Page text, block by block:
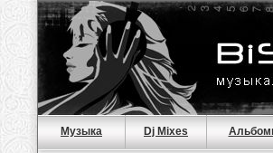
Музыка Dj Mixes